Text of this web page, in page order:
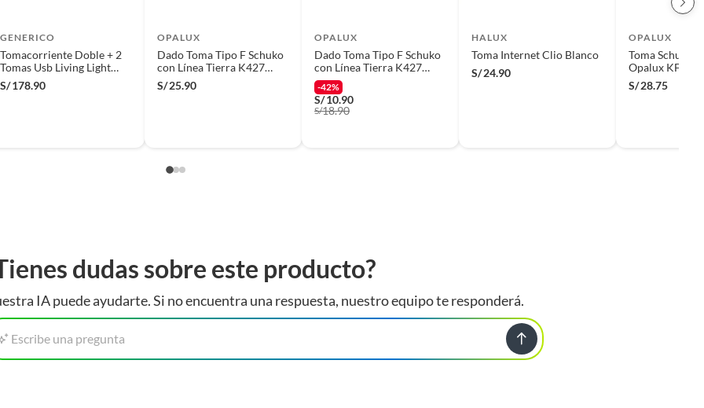
adaptador de la marca Halux es una solución
y otros productos para asfalto.
tecnología, línea blanca, colchones, muebles,
sin uso y deberá contar con todos sus accesorios,
(sin rayas, piquetes, abolladuras, manchas,
GENERICO
Tomacorriente Doble + 2
Tomas Usb Living Light
Blanco
S/178.90
OPALUX
Dado Toma Tipo F Schuko
con Línea Tierra K427
OPALUX
S/25.90
OPALUX
Dado Toma Tipo F Schuko
con Línea Tierra K427
OPALUX
-42%
S/10.90
S/18.90
HALUX
Toma Internet Clio Blanco
S/24.90
OPALUX
Toma Schuko
Opalux
S/28.75
dudas sobre este producto?
IA puede ayudarte. Si no encuentra una respuesta, nuestro equipo te responderá.
Escribe una pregunta